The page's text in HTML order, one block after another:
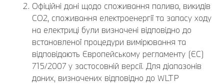
Офіційні дані щодо споживання палива, викидів
CO2, споживання електроенергії та запасу ходу
на електриці були визначені відповідно до
встановленої процедури вимірювання та
відповідають Європейському регламенту (ЄС)
715/2007 у застосовній версії. Для діапазонів
даних, визначених відповідно до WLTP